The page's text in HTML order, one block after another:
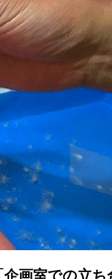
画室での立ち